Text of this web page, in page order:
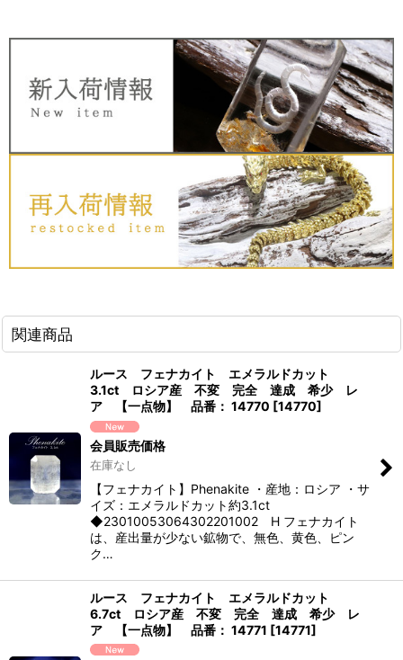
関連商品
ルース フェナカイト エメラルドカット
3.1ct ロシア産 不変 完全 達成 希少 レ
ア 【一点物】 品番： 14770 [14770]
会員販売価格
在庫なし
【フェナカイト】Phenakite ・産地：ロシア ・サ
イズ：エメラルドカット約3.1ct
◆23010053064302201002 H フェナカイト
は、産出量が少ない鉱物で、無色、黄色、ピン
ク…
ルース フェナカイト エメラルドカット
6.7ct ロシア産 不変 完全 達成 希少 レ
ア 【一点物】 品番： 14771 [14771]